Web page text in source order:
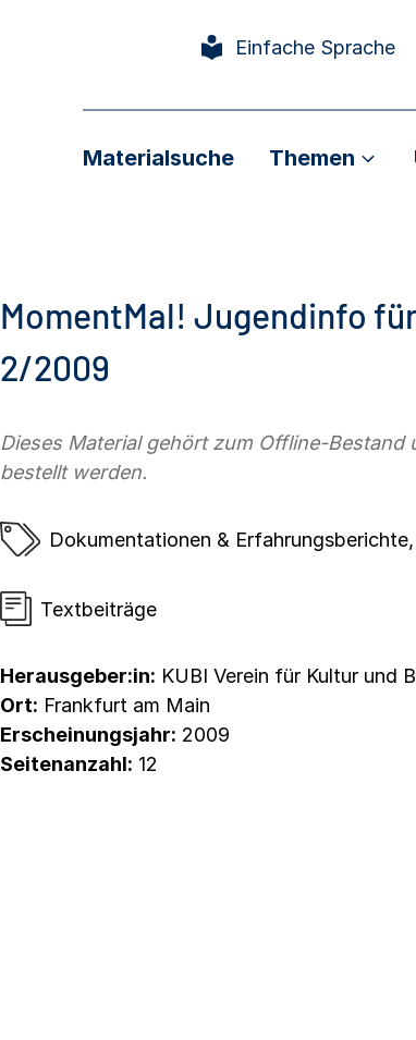
Einfache Sprache
Materialsuche Themen
MomentMal! Jugendinfo
2/2009
Dieses Material gehört zum Offline-
bestellt werden.
Dokumentationen & Erfahrungsberichte,
Textbeiträge
Herausgeber:in: KUBI Verein für Kultur und
Ort: Frankfurt am Main
Erscheinungsjahr: 2009
Seitenanzahl: 12